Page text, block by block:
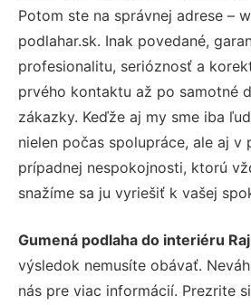
Potom ste na správnej adrese –
podlahar.sk. Inak povedané,
profesionalitu, serióznosť a
prvého kontaktu až po samotné
zákazky. Keďže aj my sme iba
nielen počas spolupráce, ale aj v
prípadnej nespokojnosti, ktorú
snažíme sa ju vyriešiť k vašej
Gumená podlaha do interiéru
výsledok nemusíte obávať.
nás pre viac informácií. Prezrite